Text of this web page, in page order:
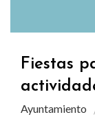
Fiestas
Ayuntamiento